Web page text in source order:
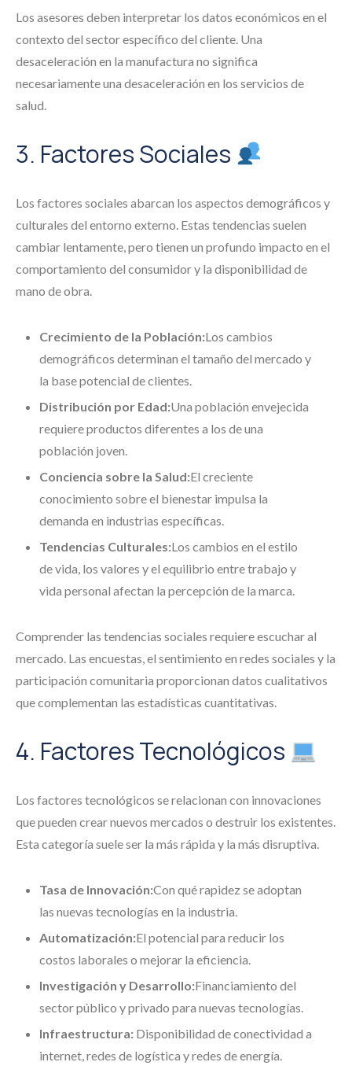
Los asesores deben interpretar los datos económicos en el
contexto del sector específico del cliente. Una
desaceleración en la manufactura no significa
necesariamente una desaceleración en los servicios de
salud.
3. Factores Sociales
Los factores sociales abarcan los aspectos demográficos y
culturales del entorno externo. Estas tendencias suelen
cambiar lentamente, pero tienen un profundo impacto en el
comportamiento del consumidor y la disponibilidad de
mano de obra.
Crecimiento de la Población:Los cambios
demográficos determinan el tamaño del mercado y
la base potencial de clientes.
Distribución por Edad:Una población envejecida
requiere productos diferentes a los de una
población joven.
Conciencia sobre la Salud:El creciente
conocimiento sobre el bienestar impulsa la
demanda en industrias específicas.
Tendencias Culturales:Los cambios en el estilo
de vida, los valores y el equilibrio entre trabajo y
vida personal afectan la percepción de la marca.
Comprender las tendencias sociales requiere escuchar al
mercado. Las encuestas, el sentimiento en redes sociales y la
participación comunitaria proporcionan datos cualitativos
que complementan las estadísticas cuantitativas.
4. Factores Tecnológicos
Los factores tecnológicos se relacionan con innovaciones
que pueden crear nuevos mercados o destruir los existentes.
Esta categoría suele ser la más rápida y la más disruptiva.
Tasa de Innovación:Con qué rapidez se adoptan
las nuevas tecnologías en la industria.
Automatización:El potencial para reducir los
costos laborales o mejorar la eficiencia.
Investigación y Desarrollo:Financiamiento del
sector público y privado para nuevas tecnologías.
Infraestructura: Disponibilidad de conectividad a
internet, redes de logística y redes de energía.